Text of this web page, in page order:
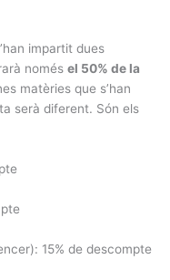
impartit dues
només el 50% de la
matèries que s’han
serà diferent. Són els
15% de descompte